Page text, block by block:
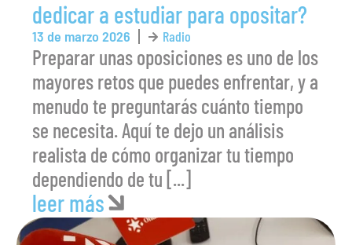
dedicar a estudiar para opositar?
13 de marzo 2026 Radio
Preparar unas oposiciones es uno de los
mayores retos que puedes enfrentar, y a
menudo te preguntarás cuánto tiempo
se necesita. Aquí te dejo un análisis
realista de cómo organizar tu tiempo
dependiendo de tu [...]
leer más